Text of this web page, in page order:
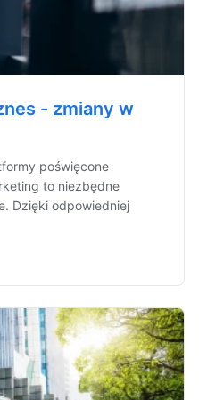
- zmiany w
poświęcone
to niezbędne
Dzięki odpowiedniej